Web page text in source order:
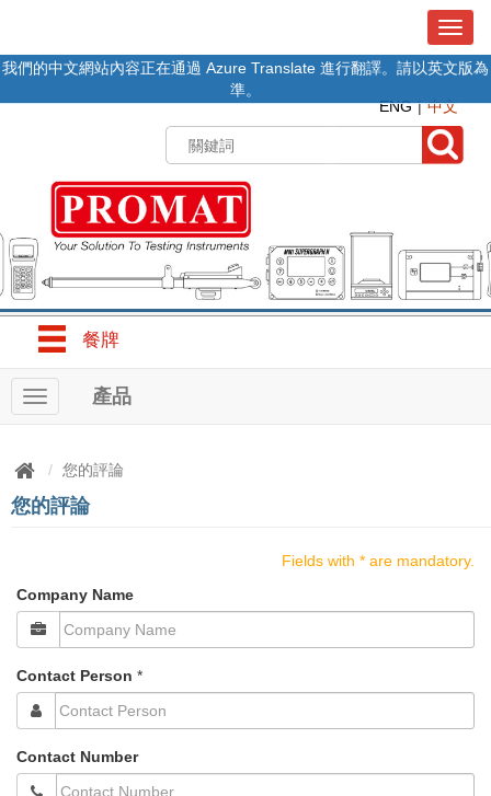
T
o
g
l
e
n
g
a
t
i
我們的中文網站內容正在通過 Azure Translate 進行翻譯。請以英文版為
準。
ENG
中文
餐牌
T
o
g
e
i
g
i
n
產品
您的評論
您的評論
Fields with * are mandatory.
Company Name
Contact Person *
Contact Number